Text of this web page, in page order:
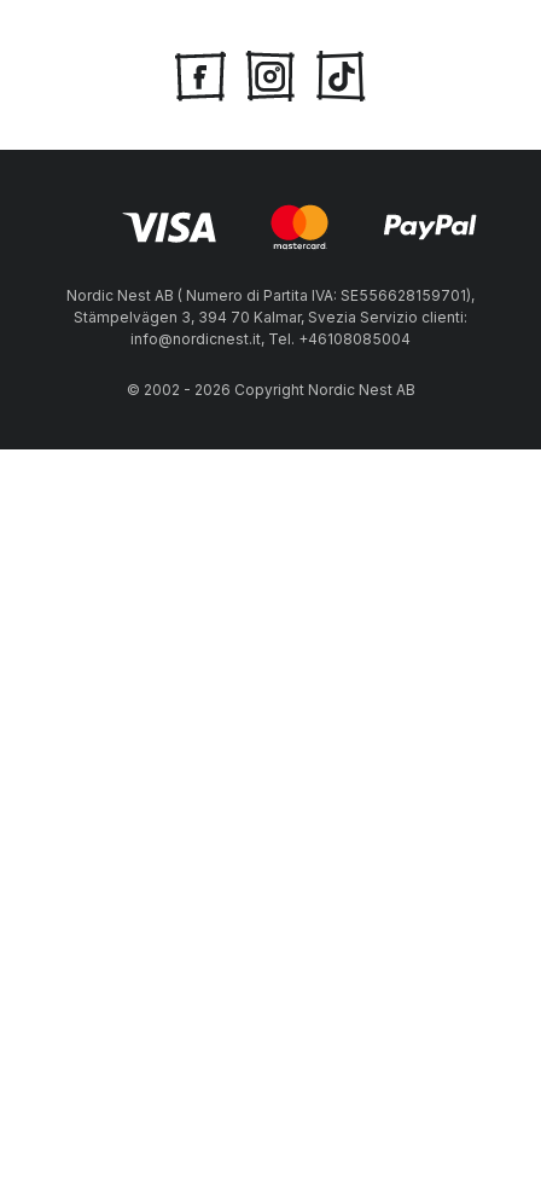
Nordic Nest AB ( Numero di Partita IVA: SE556628159701),
Stämpelvägen 3, 394 70 Kalmar, Svezia Servizio clienti:
info@nordicnest.it, Tel. +46108085004
© 2002 - 2026 Copyright Nordic Nest AB